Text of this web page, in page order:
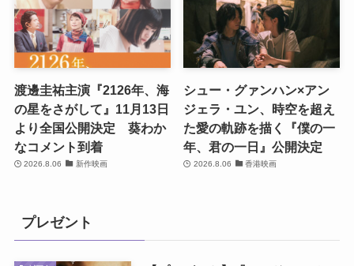
渡邊圭祐主演『2126年、海
の星をさがして』11月13日
より全国公開決定 葵わか
なコメント到着
2026.8.06 新作映画
シュー・グァンハン×アン
ジェラ・ユン、時空を超え
た愛の軌跡を描く『僕の一
年、君の一日』公開決定
2026.8.06 香港映画
プレゼント